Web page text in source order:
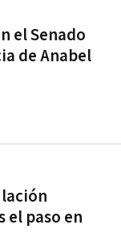
el Senado
de Anabel
el paso en